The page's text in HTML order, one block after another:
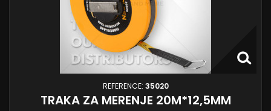
REFERENCE: 35020
TRAKA ZA MERENJE 20M*12,5MM